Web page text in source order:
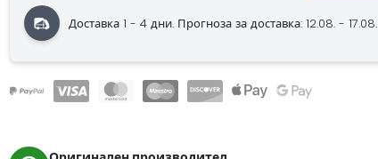
Доставка 1 - 4 дни. Прогноза за доставка: 12.08. - 17.08.